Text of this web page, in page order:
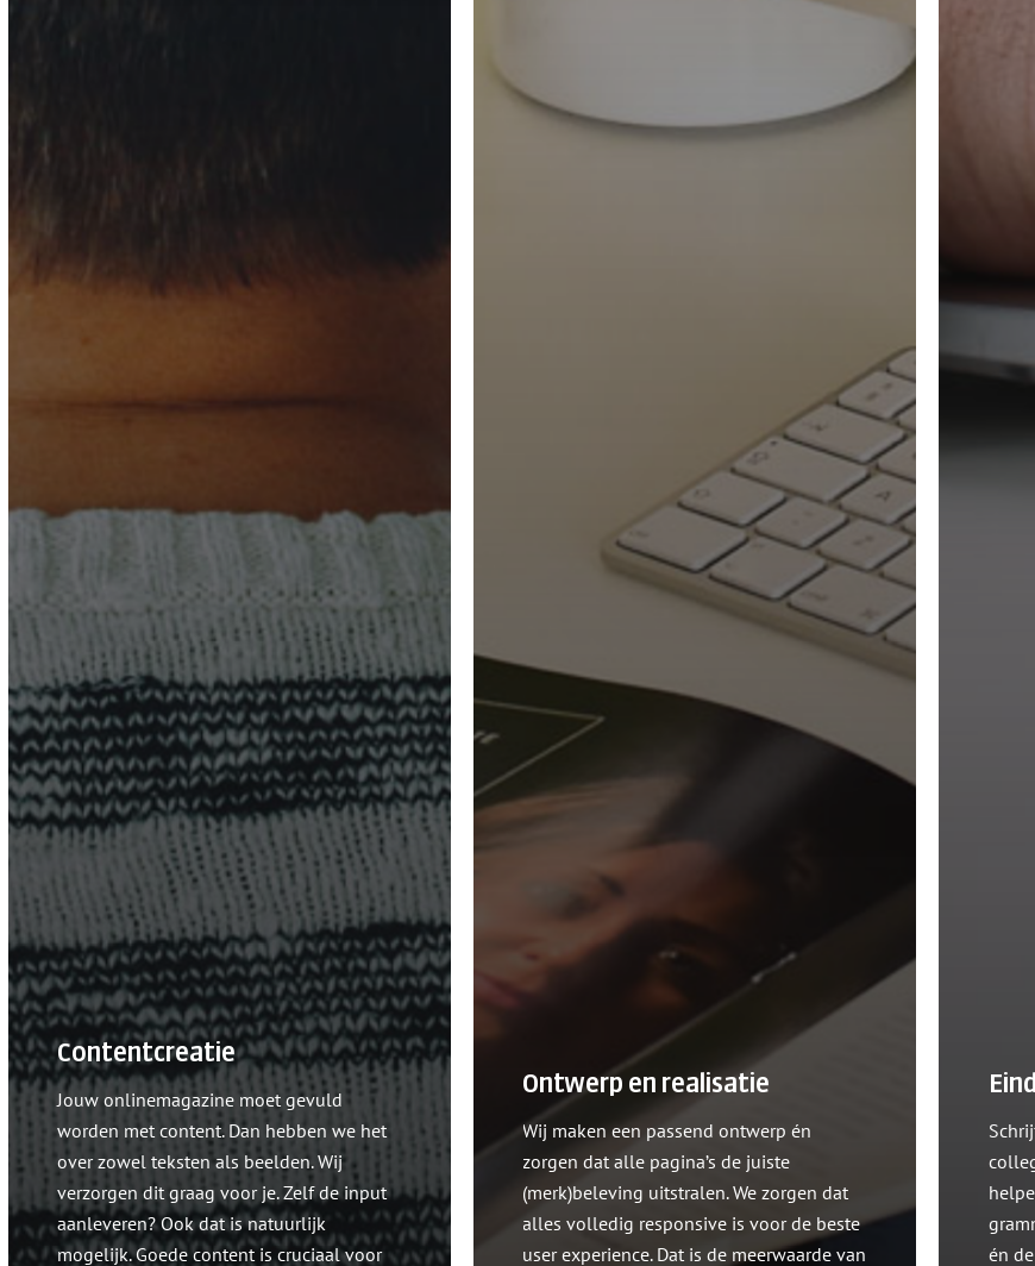
Contentcreatie
Jouw onlinemagazine moet gevuld
worden met content. Dan hebben we het
over zowel teksten als beelden. Wij
verzorgen dit graag voor je. Zelf de input
aanleveren? Ook dat is natuurlijk
mogelijk. Goede content is cruciaal voor
Ontwerp en realisatie
Wij maken een passend ontwerp én
zorgen dat alle pagina’s de juiste
(merk)beleving uitstralen. We zorgen dat
alles volledig responsive is voor de beste
user experience. Dat is de meerwaarde van
én